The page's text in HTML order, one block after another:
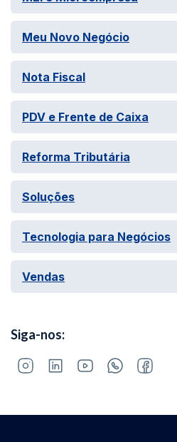
Meu Novo Negócio
Nota Fiscal
PDV e Frente de Caixa
Reforma Tributária
Soluções
Tecnologia para Negócios
Vendas
Siga-nos: